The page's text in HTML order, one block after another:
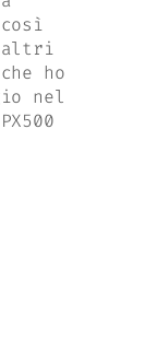
altri
ho
nel